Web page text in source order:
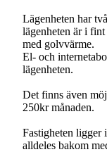
Lägenheten har
lägenheten är i
med golvvärme.
El- och
lägenheten.
Det finns även
250kr månaden.
Fastigheten ligger
alldeles bakom